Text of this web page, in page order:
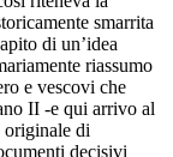
smarrita
di un’idea
riassumo
e vescovi che
II -e qui arrivo al
originale di
decisivi